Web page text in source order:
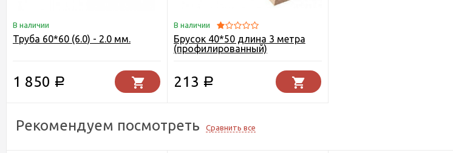
В наличии
Труба 60*60 (6.0) - 2.0 мм.
1 850 Р
В наличии
Брусок 40*50 длина 3 метра
(профилированный)
213 Р
Рекомендуем посмотреть Сравнить все